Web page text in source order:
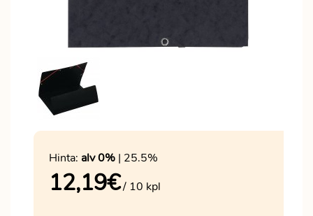
Hinta: alv 0% | 25.5%
12,19€/ 10 kpl